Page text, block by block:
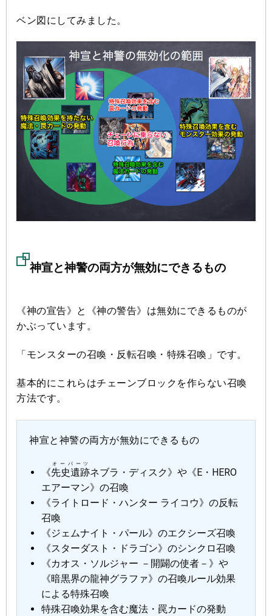
ベン図にしてみました。
神宣と神警の両方が無効にできるもの
《神の宣告》と《神の警告》は無効にできるものが
かぶっています。
「モンスターの召喚・反転召喚・特殊召喚」です。
基本的にこれらはチェーンブロックを作らない召喚
方法です。
神宣と神警の両方が無効にできるもの
《先史遺跡
オーパーツ
ネブラ・ディスク》や《E・HERO
エアーマン》の召喚
《ライトロード・ハンター ライコウ》の反転
召喚
《ジェムナイト・パール》のエクシーズ召喚
《スターダスト・ドラゴン》のシンクロ召喚
《カオス・ソルジャー －開闢の使者－》や
《暗黒界の龍神グラファ》の召喚ルール効果
による特殊召喚
特殊召喚効果を含む魔法・罠カードの発動